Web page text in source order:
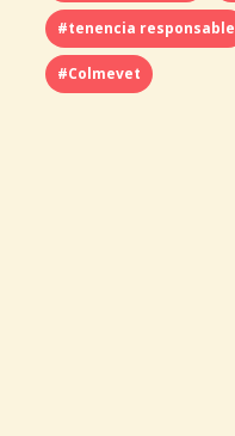
#tenencia responsable
#Colmevet